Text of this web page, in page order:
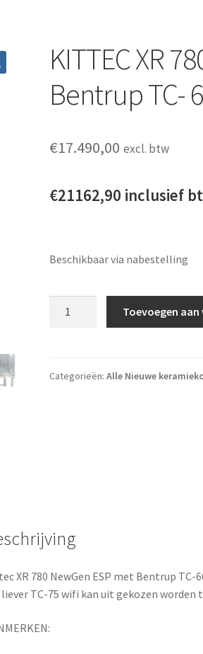
KITTEC XR
Bentrup TC-
€17.490,00 excl. btw
€21162,90 inclusief
Beschikbaar via nabestelling
Toevoegen
Categorieën: Alle Nieuwe
XR 780 NewGen ESP met Bentrup TC-
TC-75 wifi kan uit gekozen worden